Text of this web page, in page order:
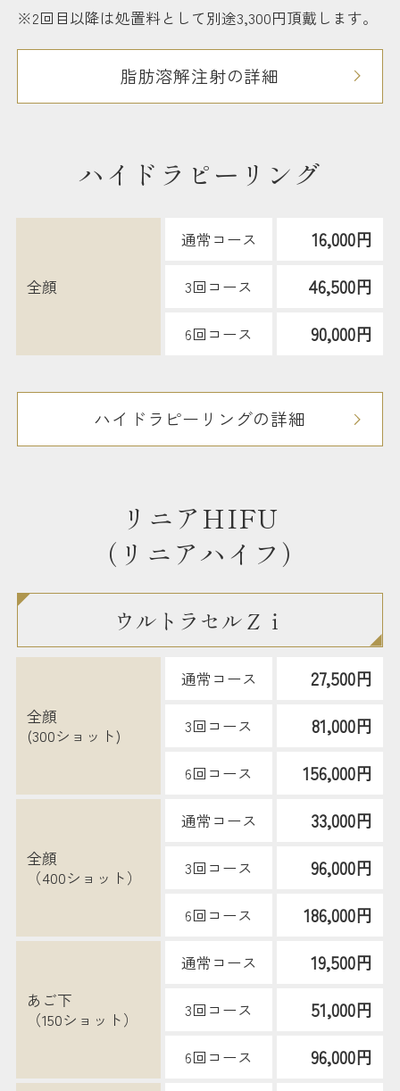
※2回目以降は処置料として別途3,300円頂戴します。
脂肪溶解注射の詳細
ハイドラピーリング
全顔
通常コース 16,000円
3回コース 46,500円
6回コース 90,000円
ハイドラピーリングの詳細
リニアHIFU
（リニアハイフ）
ウルトラセルＺｉ
全顔
(300ショット)
通常コース 27,500円
3回コース 81,000円
6回コース 156,000円
全顔
（400ショット）
通常コース 33,000円
3回コース 96,000円
6回コース 186,000円
あご下
（150ショット）
通常コース 19,500円
3回コース 51,000円
6回コース 96,000円